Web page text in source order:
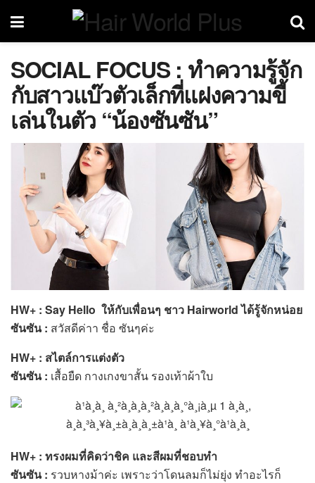
SOCIAL FOCUS : ทำความรู้จัก
กับสาวแบ๊วตัวเล็กที่แฝงความขี้
เล่นในตัว “น้องซันซัน”
HW+ : Say Hello ให้กับเพื่อนๆ ชาว Hairworldได้รู้จักหน่อย
ซันซัน : สวัสดีค่าา ชื่อ ซันๆค่ะ
HW+ : สไตล์การแต่งตัว
ซันซัน : เสื้อยืด กางเกงขาสั้น รองเท้าผ้าใบ
HW+ : ทรงผมที่คิดว่าชิค และสีผมที่ชอบทำ
ซันซัน : รวบหางม้าค่ะ เพราะว่าโดนลมก็ไม่ยุ่ง ทำอะไรก็